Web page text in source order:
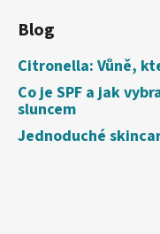
Blog
Citronella: Vůně,
Co je SPF a jak
sluncem
Jednoduché